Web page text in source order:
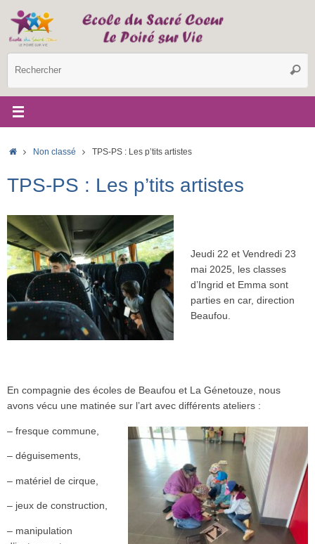
contenu
AccueilNon classé TPS-PS : Les p’tits artistes
TPS-PS : Les p’tits artistes
Jeudi 22 et Vendredi 23
mai 2025, les classes
d’Ingrid et Emma sont
parties en car, direction
Beaufou.
En compagnie des écoles de Beaufou et La Génetouze, nous
avons vécu une matinée sur l’art avec différents ateliers :
– fresque commune,
– déguisements,
– matériel de cirque,
– jeux de construction,
– manipulation